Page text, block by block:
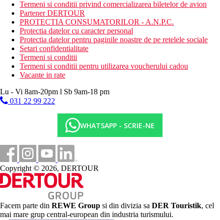
Restaurant a la carte - selectie din meniu (18.45-21.15,
rezervare obligatorie, contra cost, peste, asiatic, friptura,
italian, mexican)
Bauturi alcoolice si nealcoolice de productie locala 24 de
ore pe zi
Plaja
Plaja cu nisip, cu pietricele la intrarea in mare, bar pe
plaja, sezlonguri, umbrele si prosoape gratuite, pavilioane
Oferta sportiva
rezervare), echipament de tenis, teqball, sporturi acvatice
nemotorizate pe plaja, biliard pe jos, fitness.
Contra cost: teren de tenis, lectii de tenis si sporturi
acvatice, iluminat teren de tenis, sporturi nautice
motorizate pe plaja, biciclete, catamaran.
Copii
Mini-club (4-6 ani), Midiklub (7-10 ani), Maxiclub (11-17 ani),
loc de joaca pentru copii, programe de animatie, mini-discoteca,
piscina pentru copii, tobogane, parc acvatic.
Carduri
Termeni si conditii privind comercializarea biletelor de avion
Partener DERTOUR
PROTECTIA CONSUMATORILOR - A.N.P.C.
Protectia datelor cu caracter personal
Protectia datelor pentru paginile noastre de pe retelele sociale
Setari confidentialitate
Termeni si conditii
Termeni si conditii pentru utilizarea voucherului cadou
Vacante in rate
Lu - Vi 8am-20pm l Sb 9am-18 pm
031 22 99 222
WHATSAPP - SCRIE-NE
Copyright © 2026, DERTOUR
Facem parte din REWE Group si din divizia sa DER Touristik, cel
mai mare grup central-european din industria turismului.